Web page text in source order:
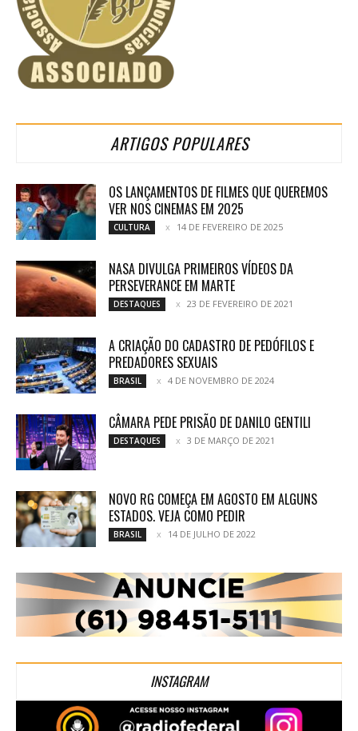
ARTIGOS POPULARES
OS LANÇAMENTOS DE FILMES QUE QUEREMOS
VER NOS CINEMAS EM 2025
CULTURA 14 DE FEVEREIRO DE 2025
NASA DIVULGA PRIMEIROS VÍDEOS DA
PERSEVERANCE EM MARTE
DESTAQUES 23 DE FEVEREIRO DE 2021
A CRIAÇÃO DO CADASTRO DE PEDÓFILOS E
PREDADORES SEXUAIS
BRASIL 4 DE NOVEMBRO DE 2024
CÂMARA PEDE PRISÃO DE DANILO GENTILI
DESTAQUES 3 DE MARÇO DE 2021
NOVO RG COMEÇA EM AGOSTO EM ALGUNS
ESTADOS. VEJA COMO PEDIR
BRASIL 14 DE JULHO DE 2022
INSTAGRAM